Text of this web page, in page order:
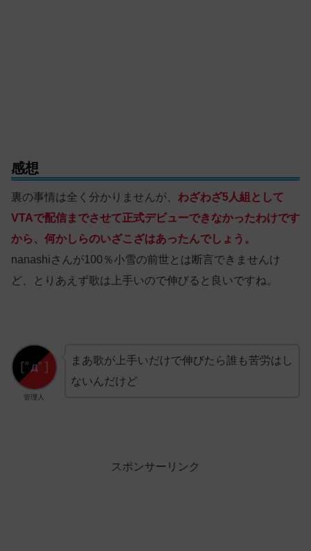
感想
裏の事情は全く分かりませんが、 わざわざ5人組として
VTAで配信までさせて正式デビューできなかったわけです
から、何かしらのいざこざはあったんでしょう。
nanashiさんが100％小雪の前世とは断言できませんけ
ど、とりあえず歌は上手いので伸びると良いですね。
管理人
まあ歌が上手いだけで伸びたら誰も苦労はし
ないんだけど
スポンサーリンク